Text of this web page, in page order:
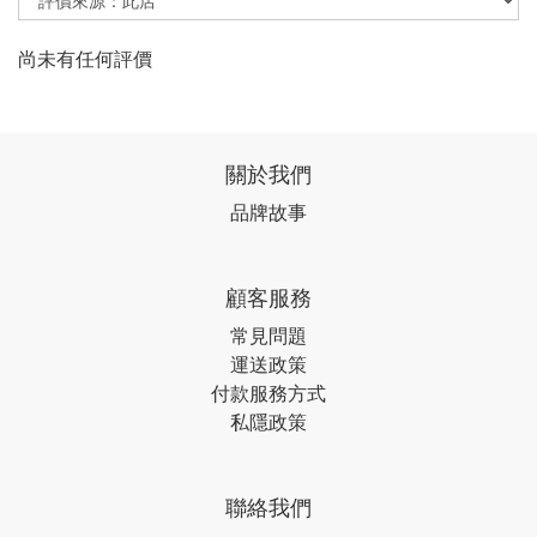
尚未有任何評價
關於我們
品牌故事
顧客服務
常見問題
運送政策
付款服務方式
私隱政策
聯絡我們